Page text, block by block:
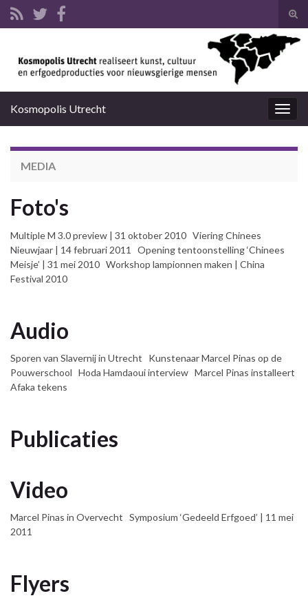
Kosmopolis Utrecht
MEDIA
Foto's
Multiple M 3.0 preview | 31 oktober 2010 Viering Chinees
Nieuwjaar | 14 februari 2011 Opening tentoonstelling ‘Chinees
Meisje’ | 31 mei 2010 Workshop lampionnen maken | China
Festival 2010
Audio
Sporen van Slavernij in Utrecht Kunstenaar Marcel Pinas op de
Pouwerschool Hoda Hamdaoui interview Marcel Pinas installeert
Afaka tekens
Publicaties
Video
Marcel Pinas in Overvecht Symposium ‘Gedeeld Erfgoed’ | 11 mei
2011
Flyers